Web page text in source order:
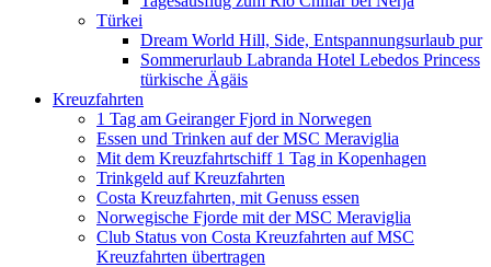
Türkei
Dream World Hill, Side, Entspannungsurlaub pur
Sommerurlaub Labranda Hotel Lebedos Princess
türkische Ägäis
Kreuzfahrten
1 Tag am Geiranger Fjord in Norwegen
Essen und Trinken auf der MSC Meraviglia
Mit dem Kreuzfahrtschiff 1 Tag in Kopenhagen
Trinkgeld auf Kreuzfahrten
Costa Kreuzfahrten, mit Genuss essen
Norwegische Fjorde mit der MSC Meraviglia
Club Status von Costa Kreuzfahrten auf MSC
Kreuzfahrten übertragen